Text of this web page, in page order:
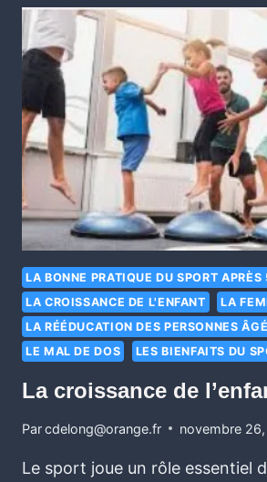
LA BONNE PRATIQUE DU SPORT
LA CROISSANCE DE L'ENFANT
LA
LA RÉÉDUCATION DES PERSONNES
LE MAL DE DOS
LES BIENFAITS DU
La croissance de
Parcdelong@orange.fr novembre
Le sport joue un rôle essentiel